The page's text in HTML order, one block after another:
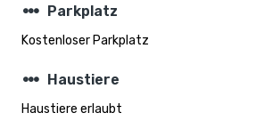
steppers Parkplatz
Kostenloser Parkplatz
steppers Haustiere
Haustiere erlaubt